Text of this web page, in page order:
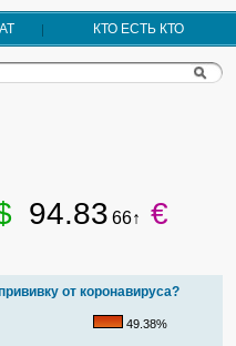
КТО ЕСТЬ КТО
94.83 66↑ €
от коронавируса?
49.38%